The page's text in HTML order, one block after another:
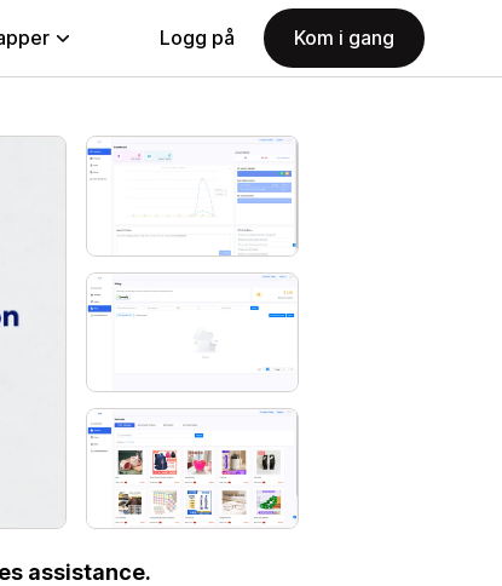
Logg på Kom i gang
assistance.